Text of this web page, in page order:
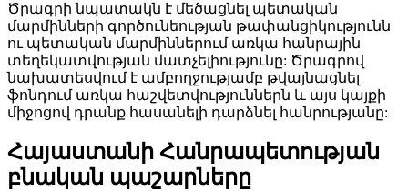
Ծրագրի նպատակն է մեծացնել պետական
մարմինների գործունեության թափանցիկությունն
ու պետական մարմիններում առկա հանրային
տեղեկատվության մատչելիությունը: Ծրագրով
նախատեսվում է ամբողջությամբ թվայնացնել
ֆոնդում առկա հաշվետվություններն և այս կայքի
միջոցով դրանք հասանելի դարձնել հանրությանը:
Հայաստանի Հանրապետության
բնական պաշարները